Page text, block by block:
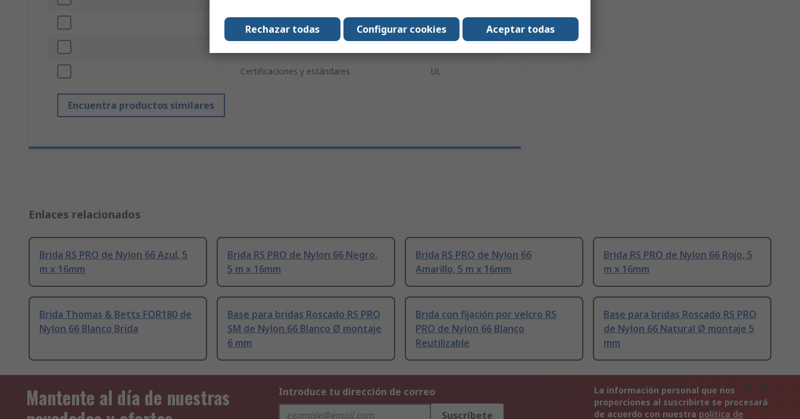
Certificaciones y estándares UL
Encuentra productos similares
Enlaces relacionados
Brida RS PRO de Nylon 66 Azul, 5
m x 16mm
Brida RS PRO de Nylon 66 Negro,
5 m x 16mm
Brida RS PRO de Nylon 66
Amarillo, 5 m x 16mm
Brida RS PRO de Nylon 66 Rojo, 5
m x 16mm
Brida Thomas & Betts FOR180 de
Nylon 66 Blanco Brida
Base para bridas Roscado RS PRO
SM de Nylon 66 Blanco Ø montaje
6 mm
Brida con fijación por velcro RS
PRO de Nylon 66 Blanco
Reutilizable
Base para bridas Roscado RS PRO
de Nylon 66 Natural Ø montaje 5
mm
Mantente al día de nuestras
Introduce tu dirección de correo
Suscríbete
La información personal que nos
proporciones al suscribirte se procesará
de acuerdo con nuestra política de
Aceptar todas
Configurar cookies
Rechazar todas